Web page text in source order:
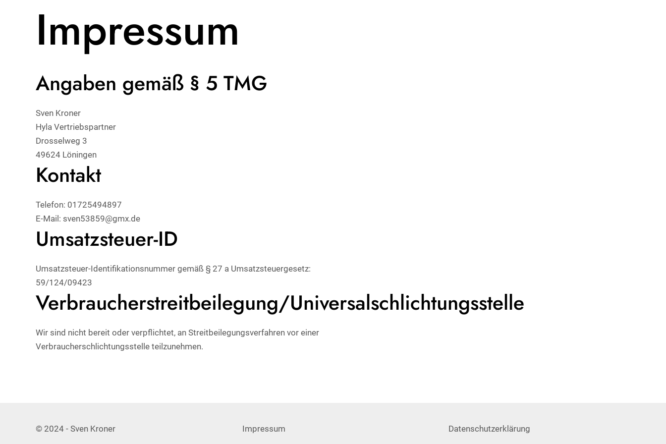
Impressum
Angaben gemäß § 5 TMG
Sven Kroner
Hyla Vertriebspartner
Drosselweg 3
49624 Löningen
Kontakt
Telefon: 01725494897
E-Mail: sven53859@gmx.de
Umsatzsteuer-ID
Umsatzsteuer-Identifikationsnummer gemäß § 27 a Umsatzsteuergesetz:
59/124/09423
Verbraucherstreitbeilegung/Universalschlichtungsstelle
Wir sind nicht bereit oder verpflichtet, an Streitbeilegungsverfahren vor einer
Verbraucherschlichtungsstelle teilzunehmen.
© 2024 - Sven Kroner Impressum Datenschutzerklärung